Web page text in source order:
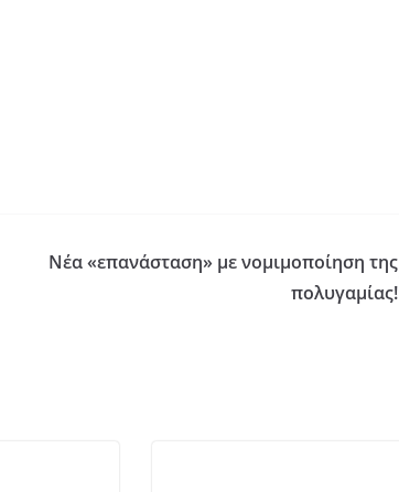
Νέα «επανάσταση» με νομιμοποίηση της
πολυγαμίας!